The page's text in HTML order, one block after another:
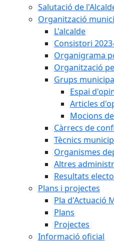
Salutació de
Organització
L'alcalde
Consistori
Organigrama
Organització
Grups
Espai
Articles
Mocions
Càrrecs de
Tècnics
Organismes
Altres
Resultats
Plans i projectes
Pla d'Actuació
Plans
Projectes
Informació oficial